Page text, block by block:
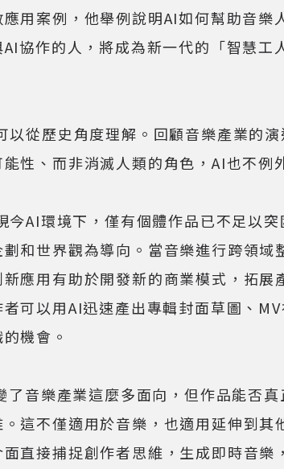
用案例，他舉例說明AI如何幫助音
協作的人，將成為新一代的「智慧
歷史角度理解。回顧音樂產業的演
性、而非消滅人類的角色，AI也不例
環境下，僅有個體作品已不足以突
劃和世界觀為導向。當音樂進行跨領
應用有助於開發新的商業模式，拓
可以用AI迅速產出專輯封面草圖、
機會。
樂產業這麼多面向，但作品能否真
這不僅適用於音樂，也適用延伸到
直接捕捉創作者思維，生成即時音